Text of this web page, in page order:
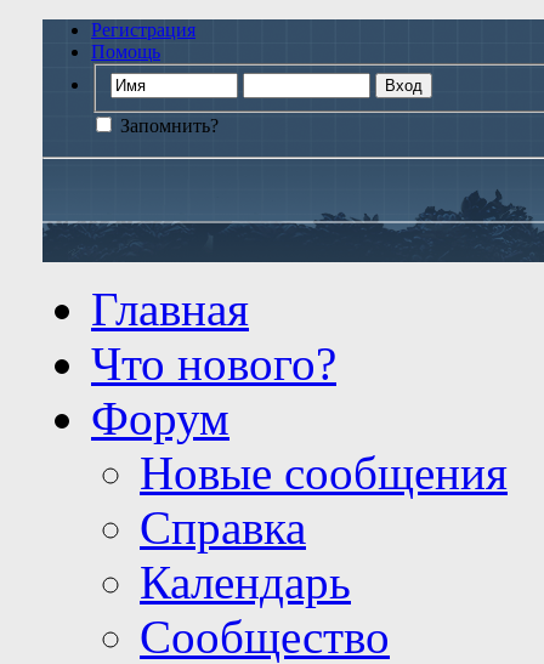
Регистрация
Помощь
Запомнить?
Главная
Что нового?
Форум
Новые сообщения
Справка
Календарь
Сообщество